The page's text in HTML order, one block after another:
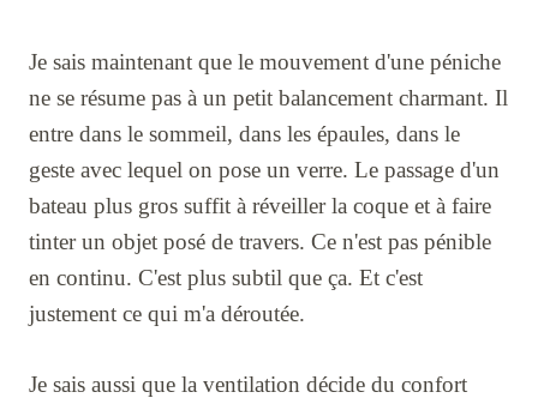
Je sais maintenant que le mouvement d'une péniche
ne se résume pas à un petit balancement charmant. Il
entre dans le sommeil, dans les épaules, dans le
geste avec lequel on pose un verre. Le passage d'un
bateau plus gros suffit à réveiller la coque et à faire
tinter un objet posé de travers. Ce n'est pas pénible
en continu. C'est plus subtil que ça. Et c'est
justement ce qui m'a déroutée.
Je sais aussi que la ventilation décide du confort